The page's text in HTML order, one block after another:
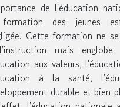
de l'éducation
des jeunes
Cette formation ne
mais englobe
aux valeurs,
à la santé,
durable et bien